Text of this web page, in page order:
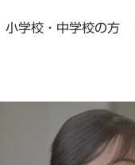
小学校・中学校の方